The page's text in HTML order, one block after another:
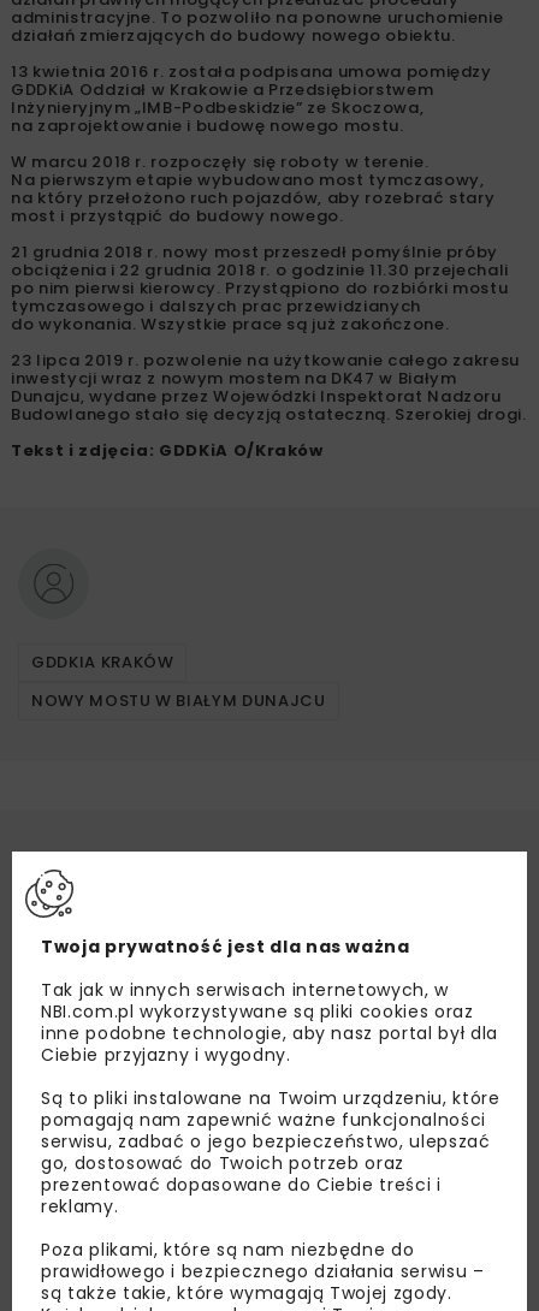
administracyjne. To pozwoliło na ponowne uruchomienie
działań zmierzających do budowy nowego obiektu.
13 kwietnia 2016 r. została podpisana umowa pomiędzy
GDDKiA Oddział w Krakowie a Przedsiębiorstwem
Inżynieryjnym „IMB-Podbeskidzie” ze Skoczowa,
na zaprojektowanie i budowę nowego mostu.
W marcu 2018 r. rozpoczęły się roboty w terenie.
Na pierwszym etapie wybudowano most tymczasowy,
na który przełożono ruch pojazdów, aby rozebrać stary
most i przystąpić do budowy nowego.
21 grudnia 2018 r. nowy most przeszedł pomyślnie próby
obciążenia i 22 grudnia 2018 r. o godzinie 11.30 przejechali
po nim pierwsi kierowcy. Przystąpiono do rozbiórki mostu
tymczasowego i dalszych prac przewidzianych
do wykonania. Wszystkie prace są już zakończone.
23 lipca 2019 r. pozwolenie na użytkowanie całego zakresu
inwestycji wraz z nowym mostem na DK47 w Białym
Dunajcu, wydane przez Wojewódzki Inspektorat Nadzoru
Budowlanego stało się decyzją ostateczną. Szerokiej drogi.
Tekst i zdjęcia: GDDKiA O/Kraków
GDDKIA KRAKÓW
NOWY MOSTU W BIAŁYM DUNAJCU
Twoja prywatność jest dla nas ważna
Tak jak w innych serwisach internetowych, w
NBI.com.pl wykorzystywane są pliki cookies oraz
inne podobne technologie, aby nasz portal był dla
Ciebie przyjazny i wygodny.
Są to pliki instalowane na Twoim urządzeniu, które
pomagają nam zapewnić ważne funkcjonalności
serwisu, zadbać o jego bezpieczeństwo, ulepszać
go, dostosować do Twoich potrzeb oraz
prezentować dopasowane do Ciebie treści i
reklamy.
Poza plikami, które są nam niezbędne do
prawidłowego i bezpiecznego działania serwisu –
są także takie, które wymagają Twojej zgody.